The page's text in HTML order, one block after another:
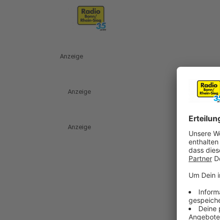
Anzeige
Anzeige
Anzeige